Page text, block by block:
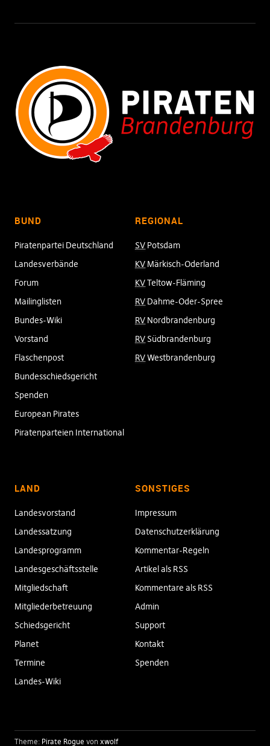
BUND
Piratenpartei Deutschland
Landesverbände
Forum
Mailinglisten
Bundes-Wiki
Vorstand
Flaschenpost
Bundesschiedsgericht
Spenden
European Pirates
Piratenparteien International
REGIONAL
SV Potsdam
KV Märkisch-Oderland
KVTeltow-Fläming
RV Dahme-Oder-Spree
RV Nordbrandenburg
RV Südbrandenburg
RVWestbrandenburg
LAND
Landesvorstand
Landessatzung
Landesprogramm
Landesgeschäftsstelle
Mitgliedschaft
Mitgliederbetreuung
Schiedsgericht
Planet
Termine
Landes-Wiki
SONSTIGES
Impressum
Datenschutzerklärung
Kommentar-Regeln
Artikel als RSS
Kommentare als RSS
Admin
Support
Kontakt
Spenden
Theme: Pirate Rogue von xwolf